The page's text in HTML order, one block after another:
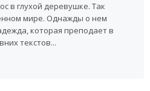
в глухой деревушке. Так
мире. Однажды о нем
которая преподает в
текстов...